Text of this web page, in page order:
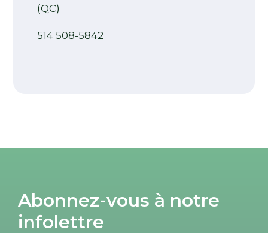
(QC)
514 508-5842
Abonnez-vous à notre
infolettre